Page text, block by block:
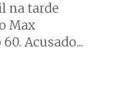
na tarde
Max
Acusado...